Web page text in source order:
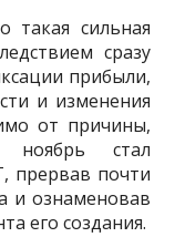
такая сильная
сразу
прибыли,
и изменения
от причины,
ноябрь стал
прервав почти
и ознаменовав
его создания.